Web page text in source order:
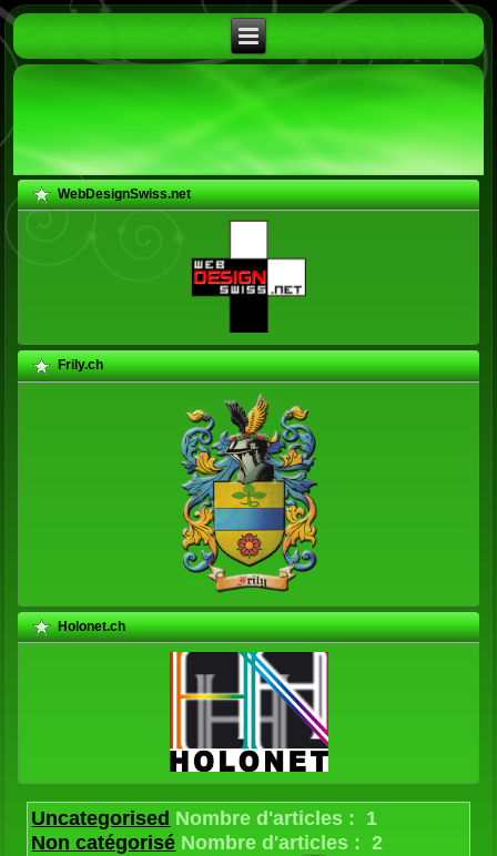
WebDesignSwiss.net
Frily.ch
Holonet.ch
Uncategorised Nombre d'articles : 1
Non catégorisé Nombre d'articles : 2